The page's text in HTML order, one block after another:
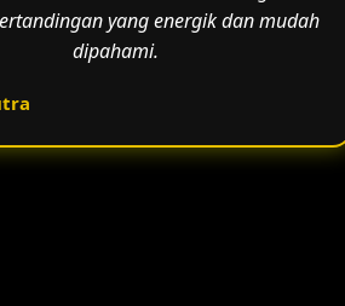
yang energik dan mudah
dipahami.